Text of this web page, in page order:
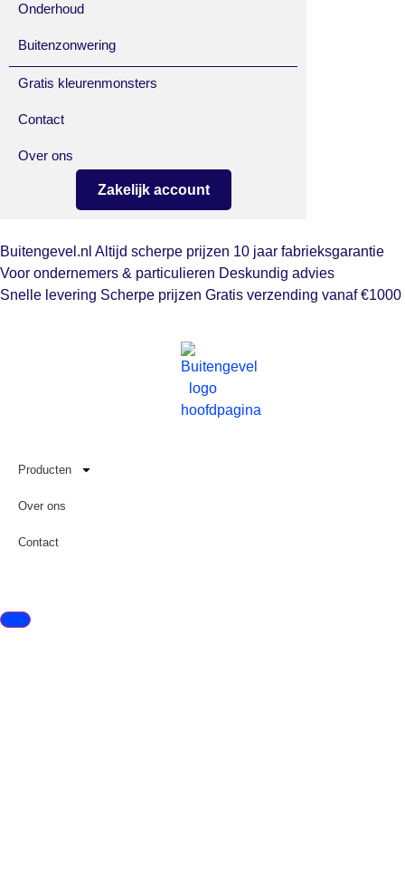
Onderhoud
Buitenzonwering
Gratis kleurenmonsters
Contact
Over ons
Zakelijk account
Buitengevel.nl Altijd scherpe prijzen 10 jaar fabrieksgarantie
Voor ondernemers & particulieren Deskundig advies
Snelle levering Scherpe prijzen Gratis verzending vanaf €1000
Producten
Over ons
Contact